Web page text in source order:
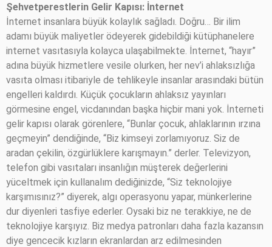
Şehvetperestlerin Gelir Kapısı: İnternet
İnternet insanlara büyük kolaylık sağladı. Doğru… Bir ilim
adamı büyük maliyetler ödeyerek gidebildiği kütüphanelere
internet vasıtasıyla kolayca ulaşabilmekte. İnternet, “hayır”
adına büyük hizmetlere vesile olurken, her nev’i ahlaksızlığa
vasıta olması itibariyle de tehlikeyle insanlar arasındaki bütün
engelleri kaldırdı. Küçük çocukların ahlaksız yayınları
görmesine engel, vicdanından başka hiçbir mani yok. İnterneti
gelir kapısı olarak görenlere, “Bunlar çocuk, ahlaklarının ırzına
geçmeyin” dendiğinde, “Biz kimseyi zorlamıyoruz. Siz de
aradan çekilin, özgürlüklere karışmayın.” derler. Televizyon,
telefon gibi vasıtaları insanlığın müşterek değerlerini
yüceltmek için kullanalım dediğinizde, “Siz teknolojiye
karşımısınız?” diyerek, algı operasyonu yapar, münkerlerine
dur diyenleri tasfiye ederler. Oysaki biz ne terakkiye, ne de
teknolojiye karşıyız. Biz medya patronları daha fazla kazansın
diye gencecik kızların ekranlardan arz edilmesinden